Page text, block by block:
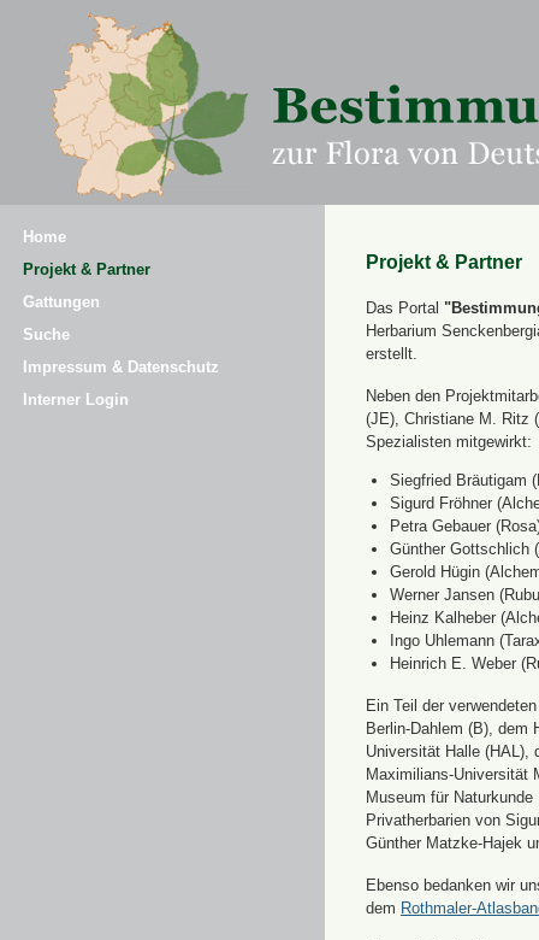
Home
Projekt & Partner
Gattungen
Suche
Impressum & Datenschutz
Interner Login
Projekt & Partner
Das Portal
Herbarium
erstellt.
Neben den
(JE), Christiane M. Ritz
Spezialisten mitgewirkt:
Siegfried Bräutigam
Sigurd Fröhner
Petra Gebauer
Günther Gottschlich
Gerold Hügin
Werner Jansen
Heinz Kalheber
Ingo Uhlemann
Heinrich E. Weber
Ein Teil der
Berlin-Dahlem (B), dem
Universität Halle (HAL),
Maximilians-Universität
Museum für
Privatherbarien von
Günther Matzke-Hajek
Ebenso bedanken wir
dem Rothmaler-